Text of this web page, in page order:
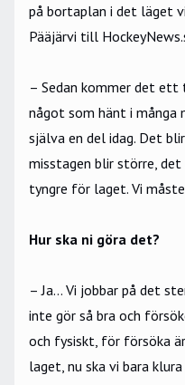
på bortaplan i det läget
Pääjärvi till
– Sedan kommer det ett
något som hänt i många
själva en del idag. Det
misstagen blir större,
tyngre för laget. Vi
Hur ska ni göra det?
– Ja… Vi jobbar på det
inte gör så bra och
och fysiskt, för försöka
laget, nu ska vi bara